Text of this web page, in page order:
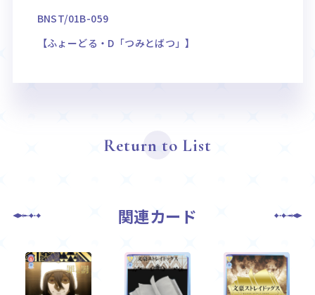
BNST/01B-059
【ふょーどる・D「つみとばつ」】
Return to List
関連カード